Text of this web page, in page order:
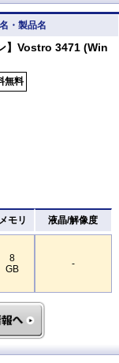
・製品名
】Vostro 3471 (Win
無料
メモリ 液晶/解像度
8
GB
-